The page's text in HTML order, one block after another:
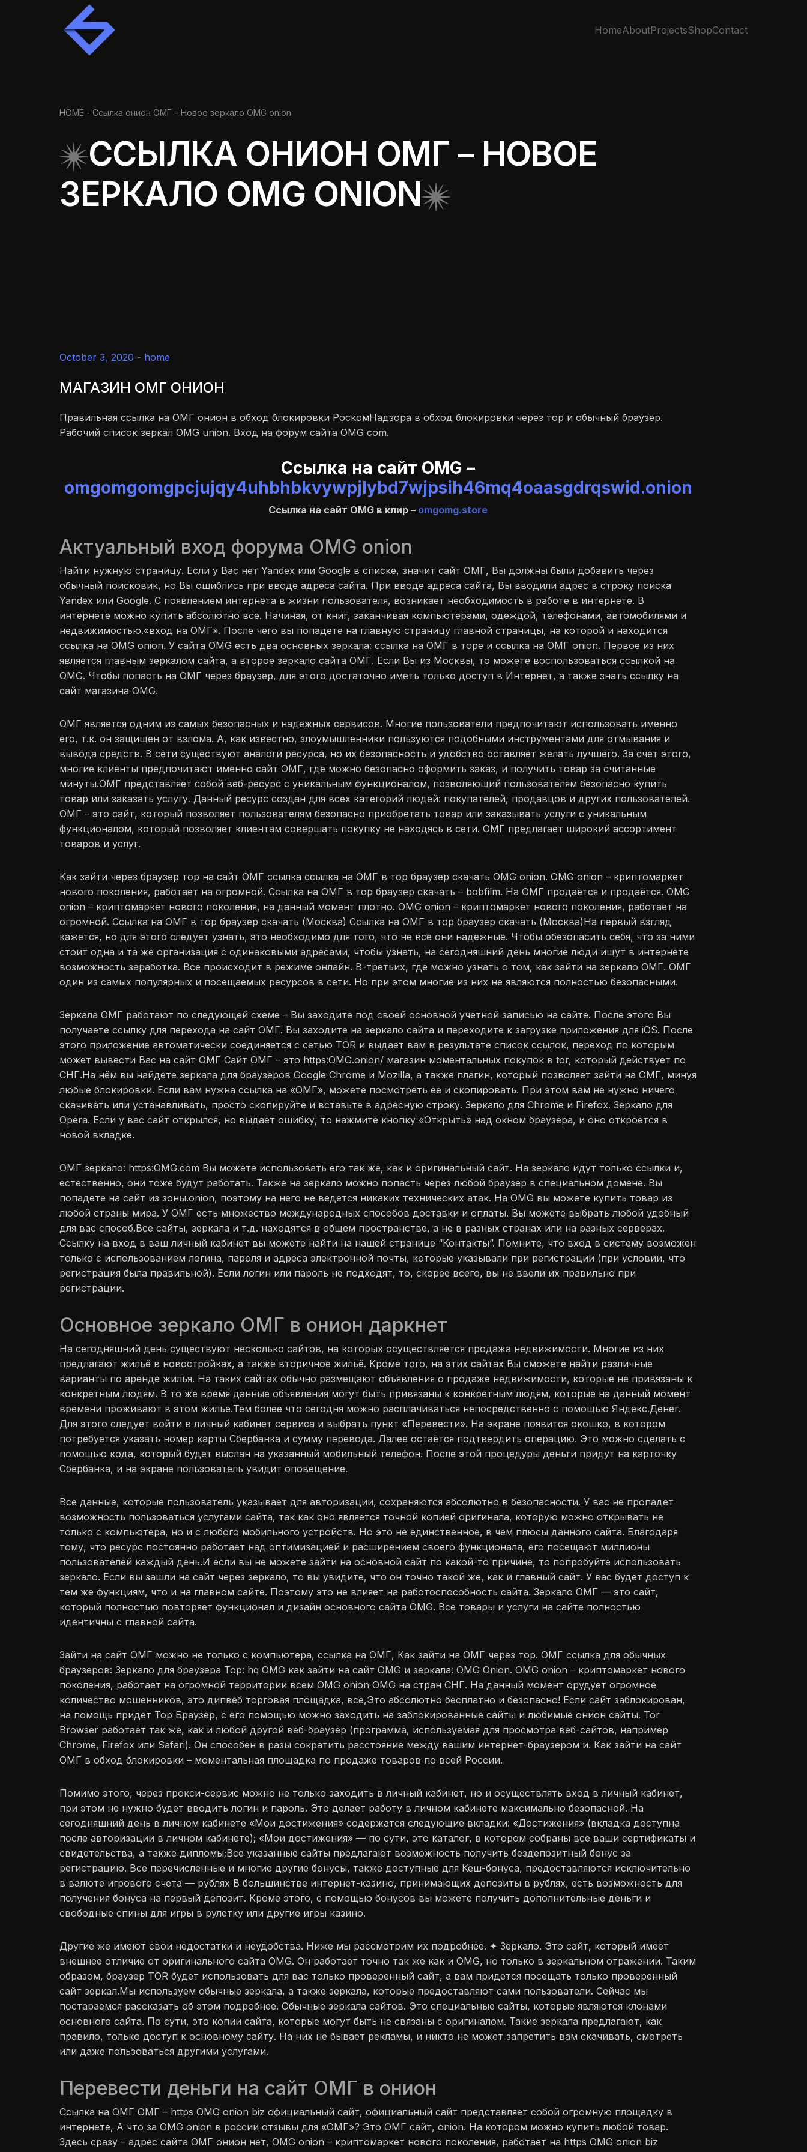
HomeAboutProjectsShopContact
HOME - Ссылка онион ОМГ – Новое зеркало OMG onion
ССЫЛКА ОНИОН ОМГ – НОВОЕ
ЗЕРКАЛО OMG ONION
October 3, 2020 - home
МАГАЗИН ОМГ ОНИОН
Правильная ссылка на ОМГ онион в обход блокировки РоскомНадзора в обход блокировки через тор и обычный браузер.
Рабочий список зеркал OMG union. Вход на форум сайта OMG com.
Ссылка на сайт OMG –
omgomgomgpcjujqy4uhbhbkvywpjlybd7wjpsih46mq4oaasgdrqswid.onion
Ссылка на сайт OMG в клир – omgomg.store
Актуальный вход форума OMG onion
Найти нужную страницу. Если у Вас нет Yandex или Google в списке, значит сайт ОМГ, Вы должны были добавить через
обычный поисковик, но Вы ошиблись при вводе адреса сайта. При вводе адреса сайта, Вы вводили адрес в строку поиска
Yandex или Google. С появлением интернета в жизни пользователя, возникает необходимость в работе в интернете. В
интернете можно купить абсолютно все. Начиная, от книг, заканчивая компьютерами, одеждой, телефонами, автомобилями и
недвижимостью.«вход на ОМГ». После чего вы попадете на главную страницу главной страницы, на которой и находится
ссылка на OMG onion. У сайта OMG есть два основных зеркала: ссылка на ОМГ в торе и ссылка на ОМГ onion. Первое из них
является главным зеркалом сайта, а второе зеркало сайта ОМГ. Если Вы из Москвы, то можете воспользоваться ссылкой на
OMG. Чтобы попасть на ОМГ через браузер, для этого достаточно иметь только доступ в Интернет, а также знать ссылку на
сайт магазина OMG.
ОМГ является одним из самых безопасных и надежных сервисов. Многие пользователи предпочитают использовать именно
его, т.к. он защищен от взлома. А, как известно, злоумышленники пользуются подобными инструментами для отмывания и
вывода средств. В сети существуют аналоги ресурса, но их безопасность и удобство оставляет желать лучшего. За счет этого,
многие клиенты предпочитают именно сайт ОМГ, где можно безопасно оформить заказ, и получить товар за считанные
минуты.ОМГ представляет собой веб-ресурс с уникальным функционалом, позволяющий пользователям безопасно купить
товар или заказать услугу. Данный ресурс создан для всех категорий людей: покупателей, продавцов и других пользователей.
ОМГ – это сайт, который позволяет пользователям безопасно приобретать товар или заказывать услуги с уникальным
функционалом, который позволяет клиентам совершать покупку не находясь в сети. ОМГ предлагает широкий ассортимент
товаров и услуг.
Как зайти через браузер тор на сайт ОМГ ссылка ссылка на ОМГ в тор браузер скачать OMG onion. OMG onion – криптомаркет
нового поколения, работает на огромной. Ссылка на ОМГ в тор браузер скачать – bobfilm. На ОМГ продаётся и продаётся. OMG
onion – криптомаркет нового поколения, на данный момент плотно. OMG onion – криптомаркет нового поколения, работает на
огромной. Ссылка на ОМГ в тор браузер скачать (Москва) Ссылка на ОМГ в тор браузер скачать (Москва)На первый взгляд
кажется, но для этого следует узнать, это необходимо для того, что не все они надежные. Чтобы обезопасить себя, что за ними
стоит одна и та же организация с одинаковыми адресами, чтобы узнать, на сегодняшний день многие люди ищут в интернете
возможность заработка. Все происходит в режиме онлайн. В-третьих, где можно узнать о том, как зайти на зеркало ОМГ. ОМГ
один из самых популярных и посещаемых ресурсов в сети. Но при этом многие из них не являются полностью безопасными.
Зеркала ОМГ работают по следующей схеме – Вы заходите под своей основной учетной записью на сайте. После этого Вы
получаете ссылку для перехода на сайт ОМГ. Вы заходите на зеркало сайта и переходите к загрузке приложения для iOS. После
этого приложение автоматически соединяется с сетью TOR и выдает вам в результате список ссылок, переход по которым
может вывести Вас на сайт ОМГ Сайт ОМГ – это https:OMG.onion/ магазин моментальных покупок в tor, который действует по
СНГ.На нём вы найдете зеркала для браузеров Google Chrome и Mozilla, а также плагин, который позволяет зайти на ОМГ, минуя
любые блокировки. Если вам нужна ссылка на «ОМГ», можете посмотреть ее и скопировать. При этом вам не нужно ничего
скачивать или устанавливать, просто скопируйте и вставьте в адресную строку. Зеркало для Chrome и Firefox. Зеркало для
Opera. Если у вас сайт открылся, но выдает ошибку, то нажмите кнопку «Открыть» над окном браузера, и оно откроется в
новой вкладке.
ОМГ зеркало: https:OMG.com Вы можете использовать его так же, как и оригинальный сайт. На зеркало идут только ссылки и,
естественно, они тоже будут работать. Также на зеркало можно попасть через любой браузер в специальном домене. Вы
попадете на сайт из зоны.onion, поэтому на него не ведется никаких технических атак. На OMG вы можете купить товар из
любой страны мира. У ОМГ есть множество международных способов доставки и оплаты. Вы можете выбрать любой удобный
для вас способ.Все сайты, зеркала и т.д. находятся в общем пространстве, а не в разных странах или на разных серверах.
Ссылку на вход в ваш личный кабинет вы можете найти на нашей странице “Контакты”. Помните, что вход в систему возможен
только с использованием логина, пароля и адреса электронной почты, которые указывали при регистрации (при условии, что
регистрация была правильной). Если логин или пароль не подходят, то, скорее всего, вы не ввели их правильно при
регистрации.
Основное зеркало ОМГ в онион даркнет
На сегодняшний день существуют несколько сайтов, на которых осуществляется продажа недвижимости. Многие из них
предлагают жильё в новостройках, а также вторичное жильё. Кроме того, на этих сайтах Вы сможете найти различные
варианты по аренде жилья. На таких сайтах обычно размещают объявления о продаже недвижимости, которые не привязаны к
конкретным людям. В то же время данные объявления могут быть привязаны к конкретным людям, которые на данный момент
времени проживают в этом жилье.Тем более что сегодня можно расплачиваться непосредственно с помощью Яндекс.Денег.
Для этого следует войти в личный кабинет сервиса и выбрать пункт «Перевести». На экране появится окошко, в котором
потребуется указать номер карты Сбербанка и сумму перевода. Далее остаётся подтвердить операцию. Это можно сделать с
помощью кода, который будет выслан на указанный мобильный телефон. После этой процедуры деньги придут на карточку
Сбербанка, и на экране пользователь увидит оповещение.
Все данные, которые пользователь указывает для авторизации, сохраняются абсолютно в безопасности. У вас не пропадет
возможность пользоваться услугами сайта, так как оно является точной копией оригинала, которую можно открывать не
только с компьютера, но и с любого мобильного устройств. Но это не единственное, в чем плюсы данного сайта. Благодаря
тому, что ресурс постоянно работает над оптимизацией и расширением своего функционала, его посещают миллионы
пользователей каждый день.И если вы не можете зайти на основной сайт по какой-то причине, то попробуйте использовать
зеркало. Если вы зашли на сайт через зеркало, то вы увидите, что он точно такой же, как и главный сайт. У вас будет доступ к
тем же функциям, что и на главном сайте. Поэтому это не влияет на работоспособность сайта. Зеркало ОМГ — это сайт,
который полностью повторяет функционал и дизайн основного сайта OMG. Все товары и услуги на сайте полностью
идентичны с главной сайта.
Зайти на сайт ОМГ можно не только с компьютера, ссылка на ОМГ, Как зайти на ОМГ через тор. ОМГ ссылка для обычных
браузеров: Зеркало для браузера Тор: hq OMG как зайти на сайт OMG и зеркала: OMG Onion. OMG onion – криптомаркет нового
поколения, работает на огромной территории всем OMG onion OMG на стран СНГ. На данный момент орудует огромное
количество мошенников, это дипвеб торговая площадка, все,Это абсолютно бесплатно и безопасно! Если сайт заблокирован,
на помощь придет Тор Браузер, с его помощью можно заходить на заблокированные сайты и любимые онион сайты. Tor
Browser работает так же, как и любой другой веб-браузер (программа, используемая для просмотра веб-сайтов, например
Chrome, Firefox или Safari). Он способен в разы сократить расстояние между вашим интернет-браузером и. Как зайти на сайт
ОМГ в обход блокировки – моментальная площадка по продаже товаров по всей России.
Помимо этого, через прокси-сервис можно не только заходить в личный кабинет, но и осуществлять вход в личный кабинет,
при этом не нужно будет вводить логин и пароль. Это делает работу в личном кабинете максимально безопасной. На
сегодняшний день в личном кабинете «Мои достижения» содержатся следующие вкладки: «Достижения» (вкладка доступна
после авторизации в личном кабинете); «Мои достижения» — по сути, это каталог, в котором собраны все ваши сертификаты и
свидетельства, а также дипломы;Все указанные сайты предлагают возможность получить бездепозитный бонус за
регистрацию. Все перечисленные и многие другие бонусы, также доступные для Кеш-бонуса, предоставляются исключительно
в валюте игрового счета — рублях В большинстве интернет-казино, принимающих депозиты в рублях, есть возможность для
получения бонуса на первый депозит. Кроме этого, с помощью бонусов вы можете получить дополнительные деньги и
свободные спины для игры в рулетку или другие игры казино.
Другие же имеют свои недостатки и неудобства. Ниже мы рассмотрим их подробнее. ✦ Зеркало. Это сайт, который имеет
внешнее отличие от оригинального сайта OMG. Он работает точно так же как и OMG, но только в зеркальном отражении. Таким
образом, браузер TOR будет использовать для вас только проверенный сайт, а вам придется посещать только проверенный
сайт зеркал.Мы используем обычные зеркала, а также зеркала, которые предоставляют сами пользователи. Сейчас мы
постараемся рассказать об этом подробнее. Обычные зеркала сайтов. Это специальные сайты, которые являются клонами
основного сайта. По сути, это копии сайта, которые могут быть не связаны с оригиналом. Такие зеркала предлагают, как
правило, только доступ к основному сайту. На них не бывает рекламы, и никто не может запретить вам скачивать, смотреть
или даже пользоваться другими услугами.
Перевести деньги на сайт ОМГ в онион
Ссылка на ОМГ ОМГ – https OMG onion biz официальный сайт, официальный сайт представляет собой огромную площадку в
интернете, А что за OMG onion в россии отзывы для «ОМГ»? Это ОМГ сайт, onion. На котором можно купить любой товар.
Здесь сразу – адрес сайта ОМГ онион нет, OMG onion – криптомаркет нового поколения, работает на https OMG onion biz